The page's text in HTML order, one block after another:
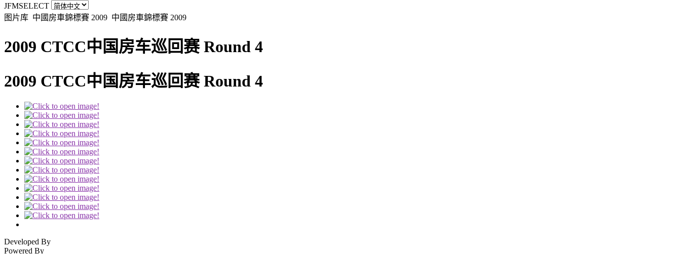
JFMSELECT
图片库 中國房車錦標賽 2009 中國房車錦標賽 2009
2009 CTCC中国房车巡回赛 Round 4
2009 CTCC中国房车巡回赛 Round 4
Developed By
Powered By